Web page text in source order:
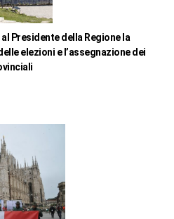
Presidente della Regione la
elezioni e l’assegnazione dei